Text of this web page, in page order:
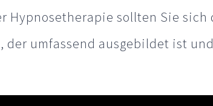
Hypnosetherapie sollten Sie sich
der umfassend ausgebildet ist